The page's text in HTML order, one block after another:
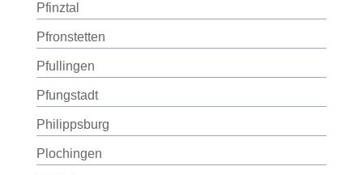
Pfinztal
Pfronstetten
Pfullingen
Pfungstadt
Philippsburg
Plochingen